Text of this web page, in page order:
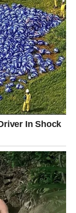
vrijednost i
kada ćete
potpuno
preuzmete
primjećuju vašu
rješenje
uskoro dobiti
odbacivati
drugačije od
neobične